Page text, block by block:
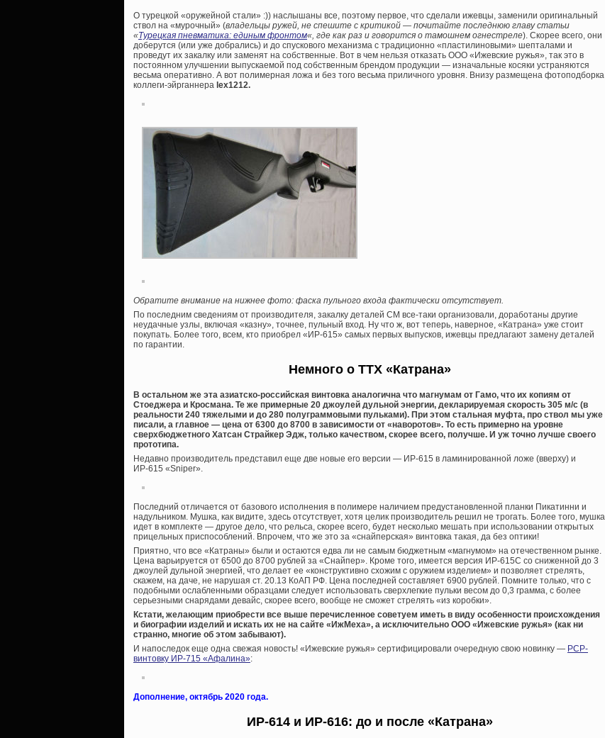
О турецкой «оружейной стали» :)) наслышаны все, поэтому первое, что сделали ижевцы, заменили оригинальный
ствол на «мурочный» (владельцы ружей, не спешите с критикой — почитайте последнюю главу статьи
«Турецкая пневматика: единым фронтом«, где как раз и говорится о тамошнем огнестреле). Скорее всего, они
доберутся (или уже добрались) и до спускового механизма с традиционно «пластилиновыми» шепталами и
проведут их закалку или заменят на собственные. Вот в чем нельзя отказать ООО «Ижевские ружья», так это в
постоянном улучшении выпускаемой под собственным брендом продукции — изначальные косяки устраняются
весьма оперативно. А вот полимерная ложа и без того весьма приличного уровня. Внизу размещена фотоподборка
коллеги-эйрганнера lex1212.
Обратите внимание на нижнее фото: фаска пульного входа фактически отсутствует.
По последним сведениям от производителя, закалку деталей СМ все-таки организовали, доработаны другие
неудачные узлы, включая «казну», точнее, пульный вход. Ну что ж, вот теперь, наверное, «Катрана» уже стоит
покупать. Более того, всем, кто приобрел «ИР-615» самых первых выпусков, ижевцы предлагают замену деталей
по гарантии.
Немного о ТТХ «Катрана»
В остальном же эта азиатско-российская винтовка аналогична что магнумам от Гамо, что их копиям от
Стоеджера и Кросмана. Те же примерные 20 джоулей дульной энергии, декларируемая скорость 305 м/с (в
реальности 240 тяжелыми и до 280 полуграммовыми пульками). При этом стальная муфта, про ствол мы уже
писали, а главное — цена от 6300 до 8700 в зависимости от «наворотов». То есть примерно на уровне
сверхбюджетного Хатсан Страйкер Эдж, только качеством, скорее всего, получше. И уж точно лучше своего
прототипа.
Недавно производитель представил еще две новые его версии — ИР-615 в ламинированной ложе (вверху) и
ИР-615 «Sniper».
Последний отличается от базового исполнения в полимере наличием предустановленной планки Пикатинни и
надульником. Мушка, как видите, здесь отсутствует, хотя целик производитель решил не трогать. Более того, мушка
идет в комплекте — другое дело, что рельса, скорее всего, будет несколько мешать при использовании открытых
прицельных приспособлений. Впрочем, что же это за «снайперская» винтовка такая, да без оптики!
Приятно, что все «Катраны» были и остаются едва ли не самым бюджетным «магнумом» на отечественном рынке.
Цена варьируется от 6500 до 8700 рублей за «Снайпер». Кроме того, имеется версия ИР-615С со сниженной до 3
джоулей дульной энергией, что делает ее «конструктивно схожим с оружием изделием» и позволяет стрелять,
скажем, на даче, не нарушая ст. 20.13 КоАП РФ. Цена последней составляет 6900 рублей. Помните только, что с
подобными ослабленными образцами следует использовать сверхлегкие пульки весом до 0,3 грамма, с более
серьезными снарядами девайс, скорее всего, вообще не сможет стрелять «из коробки».
Кстати, желающим приобрести все выше перечисленное советуем иметь в виду особенности происхождения
и биографии изделий и искать их не на сайте «ИжМеха», а исключительно ООО «Ижевские ружья» (как ни
странно, многие об этом забывают).
И напоследок еще одна свежая новость! «Ижевские ружья» сертифицировали очередную свою новинку — PCP-
винтовку ИР-715 «Афалина»:
Дополнение, октябрь 2020 года.
ИР-614 и ИР-616: до и после «Катрана»